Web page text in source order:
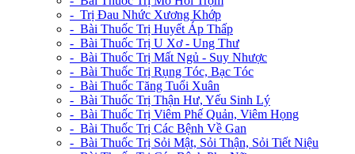
- Trị Đau Nhức Xương Khớp
- Bài Thuốc Trị Huyết Áp Thấp
- Bài Thuốc Trị U Xơ - Ung Thư
- Bài Thuốc Trị Mất Ngủ - Suy Nhược
- Bài Thuốc Trị Rụng Tóc, Bạc Tóc
- Bài Thuốc Tăng Tuổi Xuân
- Bài Thuốc Trị Thận Hư, Yếu Sinh Lý
- Bài Thuốc Trị Viêm Phế Quản, Viêm Họng
- Bài Thuốc Trị Các Bệnh Về Gan
- Bài Thuốc Trị Sỏi Mật, Sỏi Thận, Sỏi Tiết Niệu